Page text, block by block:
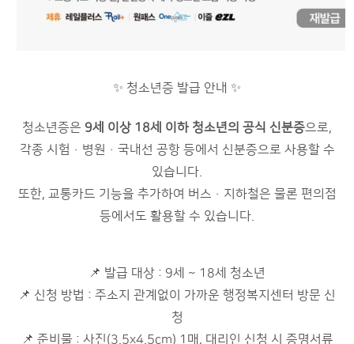
✨ 청소년증 발급 안내 ✨
청소년증은 9세 이상 18세 이하 청소년의 공식 신분증으로,
각종 시험·병원·국내선 공항 등에서 신분증으로 사용할 수
있습니다.
또한, 교통카드 기능을 추가하여 버스·지하철은 물론 편의점
등에서도 활용할 수 있습니다.
📌 발급 대상 : 9세 ~ 18세 청소년
📌 신청 방법 : 주소지 관계없이 가까운 행정복지센터 방문 신
청
📌 준비물 : 사진(3.5x4.5cm) 1매, 대리인 신청 시 증명서류